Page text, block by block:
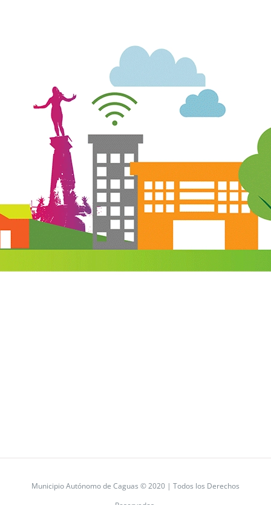
Municipio Autónomo de Caguas © 2020 | Todos los Derechos